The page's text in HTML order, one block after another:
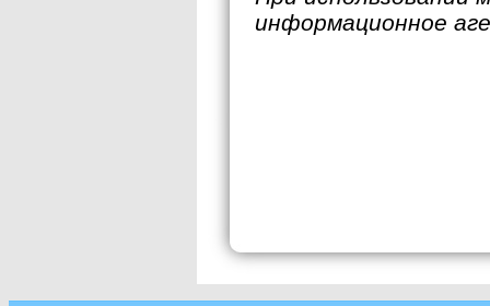
информационное